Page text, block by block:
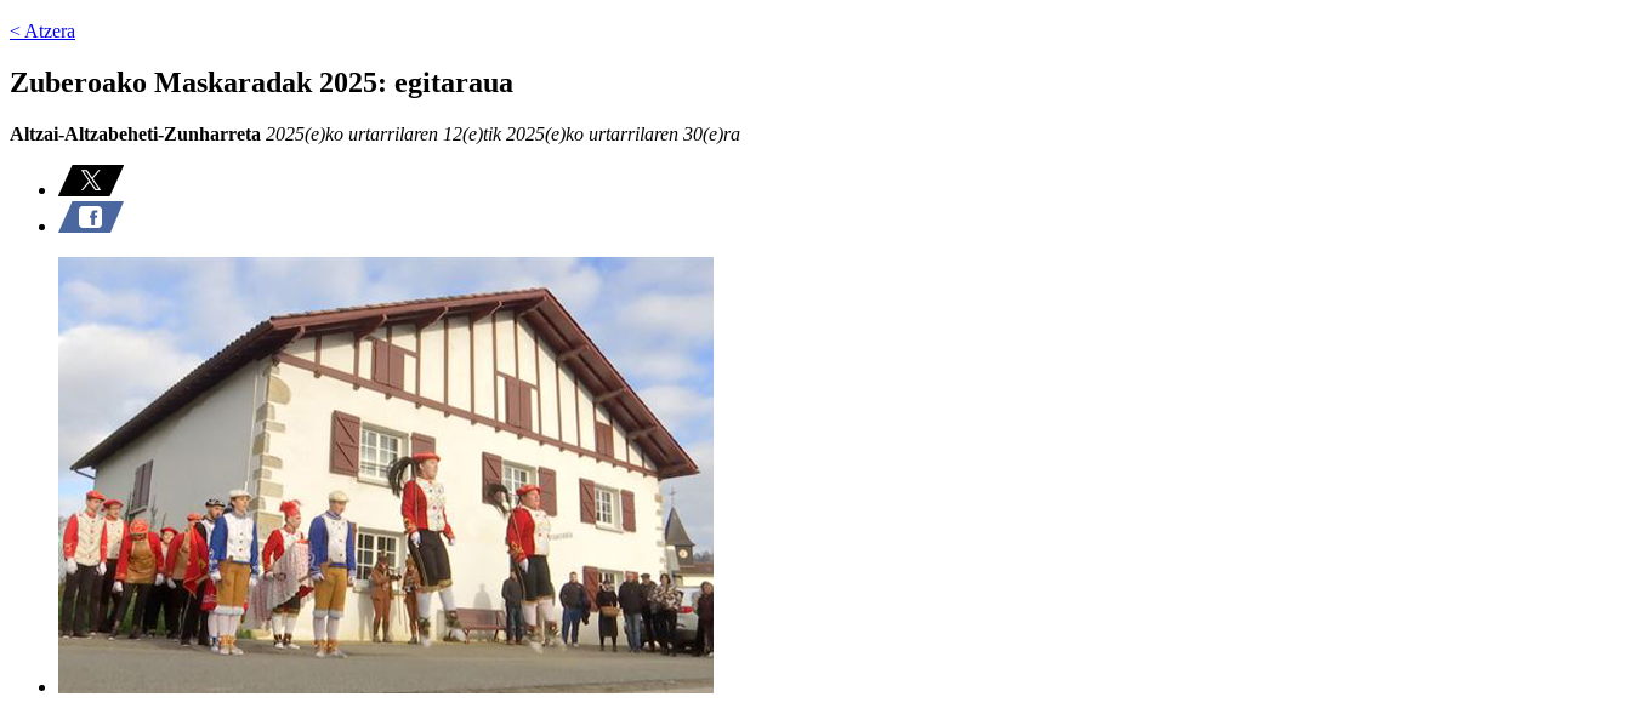
< Atzera
Zuberoako Maskaradak 2025: egitaraua
Altzai-Altzabeheti-Zunharreta 2025(e)ko urtarrilaren 12(e)tik 2025(e)ko urtarrilaren 30(e)ra